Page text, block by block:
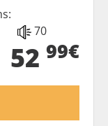
70
52 99€